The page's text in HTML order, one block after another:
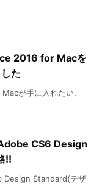
2016 for Macを
た
が手に入れたい、
CS6 Design
!!
Design Standard(デザ